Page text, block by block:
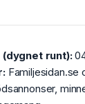
runt):
Familjesidan.se